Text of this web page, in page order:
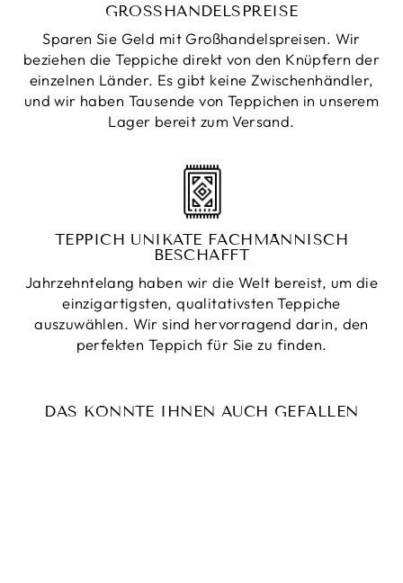
GROSSHANDELSPREISE
Sparen Sie Geld mit Großhandelspreisen. Wir
beziehen die Teppiche direkt von den Knüpfern der
einzelnen Länder. Es gibt keine Zwischenhändler,
und wir haben Tausende von Teppichen in unserem
Lager bereit zum Versand.
TEPPICH UNIKATE FACHMÄNNISCH
BESCHAFFT
Jahrzehntelang haben wir die Welt bereist, um die
einzigartigsten, qualitativsten Teppiche
auszuwählen. Wir sind hervorragend darin, den
perfekten Teppich für Sie zu finden.
DAS KÖNNTE IHNEN AUCH GEFALLEN